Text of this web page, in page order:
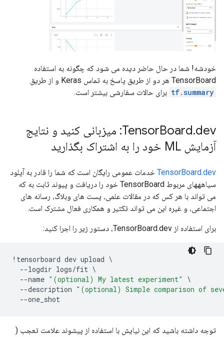
خودشه! شما در حال حاضر دیده می شود که چگونه به استفاده
TensorBoard هر دو از طریق پاسخ به تماس Keras و از طریق
tf.summary برای حالات سفارشی بیشتر است.
TensorBoard.
dev: میزبانی کنید و نتایج
آزمایش ML خود را به اشتراک بگذارید
TensorBoard.dev خدمات عمومی رایگان است که شما را قادر به آپلود
سیاهههای مربوط TensorBoard خود را دریافت و پیوند ثابت به که
می تواند با هر کس که در مقالات علمی، پست های وبلاگ، رسانه های
اجتماعی، و غیره این می تواند تکثیر و همکاری فعال مشترک است.
برای استفاده از TensorBoard.dev، دستور زیر را اجرا کنید:
! tensorboard dev upload \
--logdir logs/fit \
--name "(optional) My latest experiment"
\
--description "(optional) Simple comparison of
--one_shot
توجه داشته باشید که این نیایش با استفاده از پیشوند علامت تعجب (